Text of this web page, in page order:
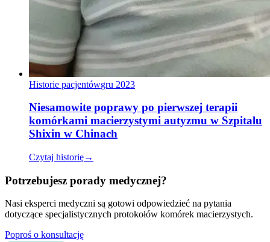
Historie pacjentówgru 2023
Niesamowite poprawy po pierwszej terapii
komórkami macierzystymi autyzmu w Szpitalu
Shixin w Chinach
Czytaj historię→
Potrzebujesz porady medycznej?
Nasi eksperci medyczni są gotowi odpowiedzieć na pytania
dotyczące specjalistycznych protokołów komórek macierzystych.
Poproś o konsultację